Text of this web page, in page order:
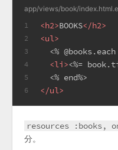
app/views/book/
1
2
3
4
5
6
<h2>BOOKS</h2>
<ul >
<%
<li><%=
  <% end%>
</ul >
resources :books,
分。